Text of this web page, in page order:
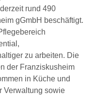
rund 490
gGmbH beschäftigt.
zu arbeiten. Die
der Franziskusheim
in Küche und
Verwaltung sowie